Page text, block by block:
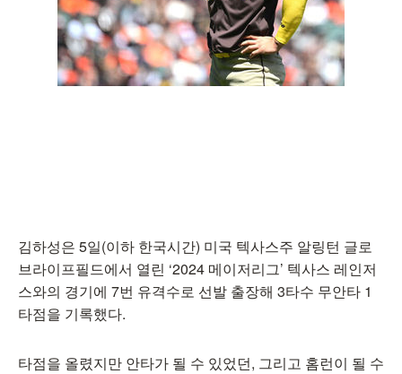
김하성은 5일(이하 한국시간) 미국 텍사스주 알링턴 글로
브라이프필드에서 열린 ‘2024 메이저리그’ 텍사스 레인저
스와의 경기에 7번 유격수로 선발 출장해 3타수 무안타 1
타점을 기록했다.
타점을 올렸지만 안타가 될 수 있었던, 그리고 홈런이 될 수